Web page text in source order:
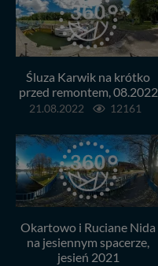
Śluza Karwik na krótko
przed remontem, 08.2022
21.08.2022 12161
Okartowo i Ruciane Nida
na jesiennym spacerze,
jesień 2021